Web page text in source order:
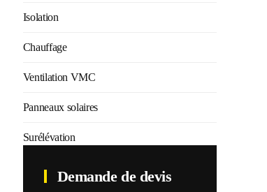
Isolation
Chauffage
Ventilation VMC
Panneaux solaires
Surélévation
Demande de devis